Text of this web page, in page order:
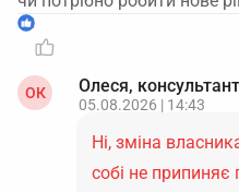
1
ОК Олеся, консультант
05.08.2026 | 14:43
Ні, зміна
собі не